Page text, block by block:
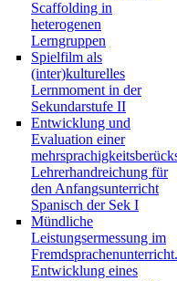
Scaffolding in
heterogenen
Lerngruppen
Spielfilm als
(inter)kulturelles
Lernmoment in der
Sekundarstufe II
Entwicklung und
Evaluation einer
Lehrerhandreichung für
den Anfangsunterricht
Spanisch der Sek I
Mündliche
Leistungsermessung im
Fremdsprachenunterricht.
Entwicklung eines